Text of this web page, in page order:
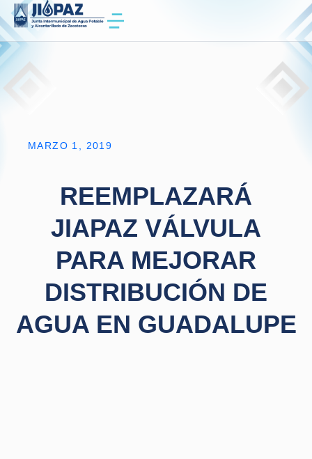
MARZO 1, 2019
REEMPLAZARÁ
JIAPAZ VÁLVULA
PARA MEJORAR
DISTRIBUCIÓN DE
AGUA EN GUADALUPE